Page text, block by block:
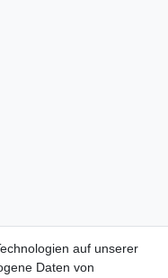
auf unserer
Daten von